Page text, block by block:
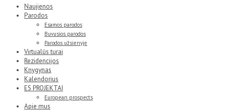
Naujienos
Parodos
Esamos parodos
Buvusios parodos
Parodos užsienyje
Virtualūs turai
Rezidencijos
Knygynas
Kalendorius
ES PROJEKTAI
European prospects
Apie mus